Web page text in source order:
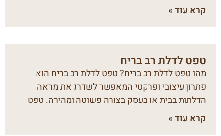
קרא עוד »
טפט לדלת רב בריח
מהו טפט לדלת רב בריח? טפט לדלת רב בריח הוא
פתרון עיצובי ופרקטי המאפשר לשדרג את מראה
הדלתות בבית או בעסק בצורה פשוטה ומהירה. טפט
קרא עוד »